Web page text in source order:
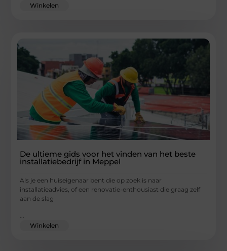
Winkelen
De ultieme gids voor het vinden van het beste
installatiebedrijf in Meppel
Als je een huiseigenaar bent die op zoek is naar
installatieadvies, of een renovatie-enthousiast die graag zelf
aan de slag
Winkelen